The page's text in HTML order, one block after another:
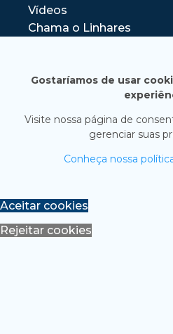
Vídeos
Chama o Linhares
Gostaríamos de usar
Visite nossa página de
gerenciar suas
Conheça nossa
Aceitar cookies
Rejeitar cookies